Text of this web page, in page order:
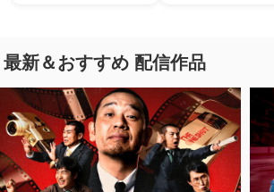
最新＆おすすめ 配信作品